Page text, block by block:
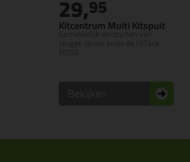
Kitcentrum Multi Kitspuit
Gemakkelijk verspuiten van
29,95